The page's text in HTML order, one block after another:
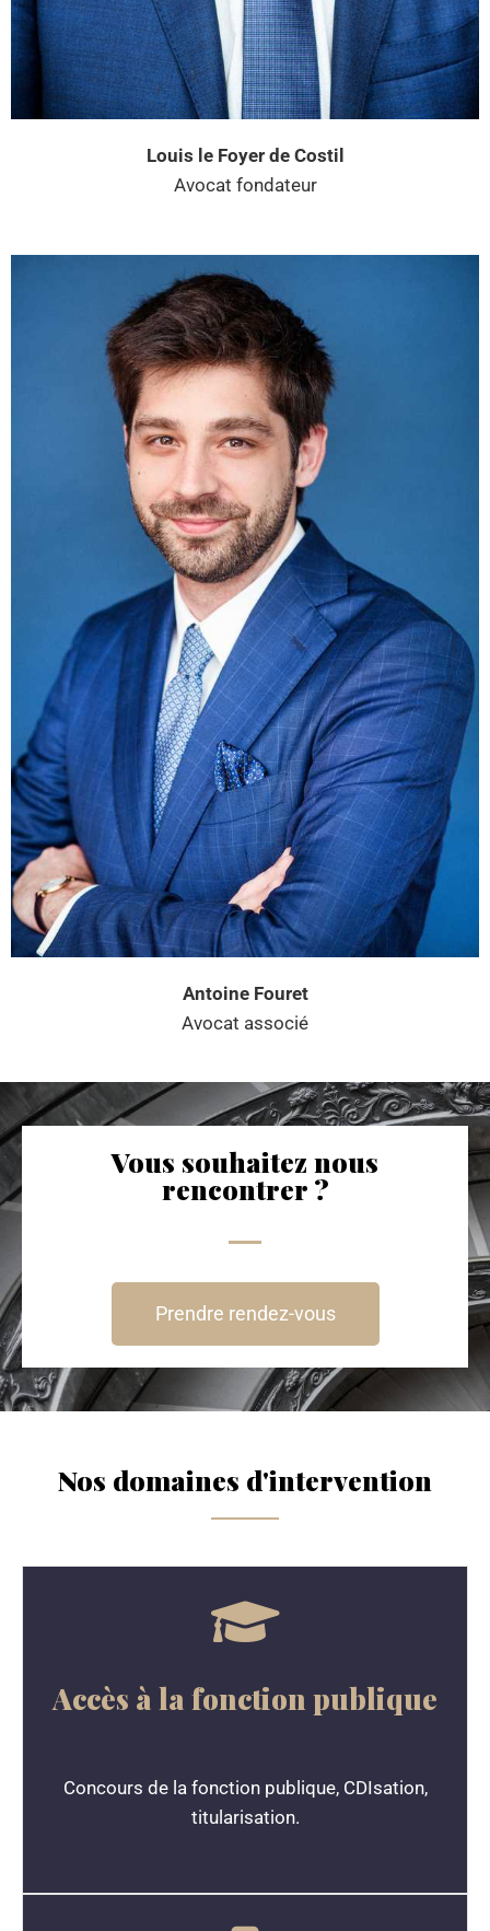
Louis le Foyer de Costil
Avocat fondateur
Antoine Fouret
Avocat associé
Vous souhaitez nous
rencontrer ?
Prendre rendez-vous
Nos domaines d'intervention
Accès à la fonction publique
Concours de la fonction publique, CDIsation,
titularisation.